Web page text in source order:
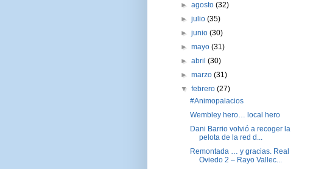
►agosto(32)
►julio(35)
►junio(30)
►mayo(31)
►abril(30)
►marzo(31)
▼febrero(27)
#Animopalacios
Wembley hero… local hero
Dani Barrio volvió a recoger la
pelota de la red d...
Remontada … y gracias. Real
Oviedo 2 – Rayo Vallec...